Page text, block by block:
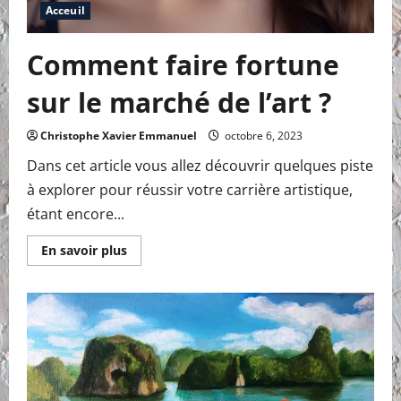
Acceuil
Comment faire fortune
sur le marché de l’art ?
Christophe Xavier Emmanuel octobre 6, 2023
Dans cet article vous allez découvrir quelques piste
à explorer pour réussir votre carrière artistique,
étant encore...
En savoir plusEn
savoir
Comment
faire
fortune
sur
le
marché
de
l’art